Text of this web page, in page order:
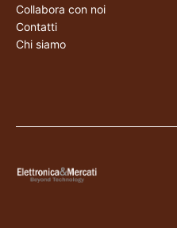
Collabora con noi
Contatti
Chi siamo